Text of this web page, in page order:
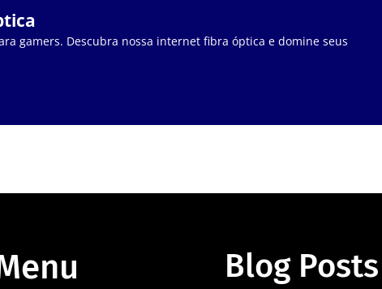
gamers. Descubra nossa internet fibra óptica e domine seus
Blog Posts